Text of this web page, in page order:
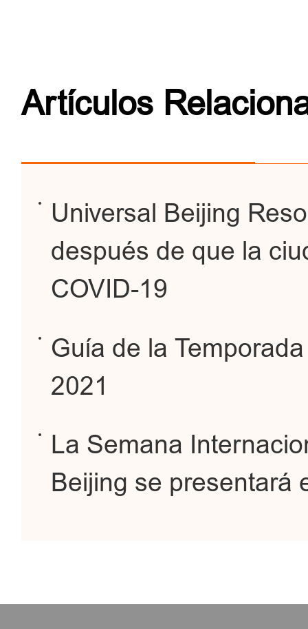
Artículos
Universal Beijing
después de que la
COVID-19
Guía de la
2021
La Semana
Beijing se presentará